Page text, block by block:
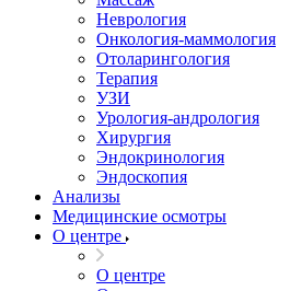
Неврология
Онкология-маммология
Отоларингология
Терапия
УЗИ
Урология-андрология
Хирургия
Эндокринология
Эндоскопия
Анализы
Медицинские осмотры
О центре
О центре